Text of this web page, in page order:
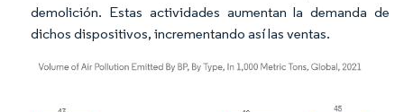
demolición. Estas actividades aumentan la demanda de
dichos dispositivos, incrementando así las ventas.